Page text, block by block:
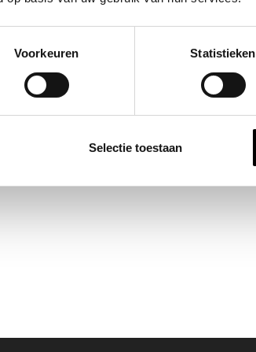
Voorkeuren Statistieken
Selectie toestaan